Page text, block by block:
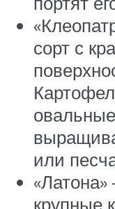
сорт с
или
крупные